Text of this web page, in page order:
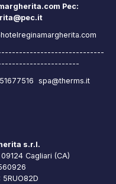
Pec:
spa@therms.it
s.r.l.
Cagliari (CA)